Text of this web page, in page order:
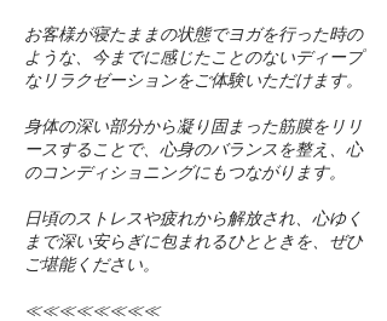
お客様が寝たままの状態でヨガを行った時の
ような、今までに感じたことのないディープ
なリラクゼーションをご体験いただけます。
身体の深い部分から凝り固まった筋膜をリリ
ースすることで、心身のバランスを整え、心
のコンディショニングにもつながります。
日頃のストレスや疲れから解放され、心ゆく
まで深い安らぎに包まれるひとときを、ぜひ
ご堪能ください。
≪≪≪≪≪≪≪≪